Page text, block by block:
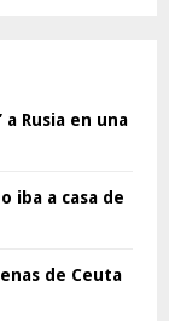
a Rusia en una
iba a casa de
de Ceuta